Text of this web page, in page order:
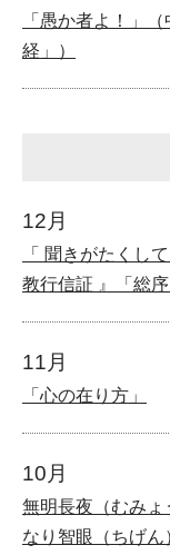
「愚か者よ！」
経」）
12月
「 聞きがたくし
教行信証 』「総序
11月
「心の在り方」
10月
無明長夜（むみょ
なり智眼（ちげ